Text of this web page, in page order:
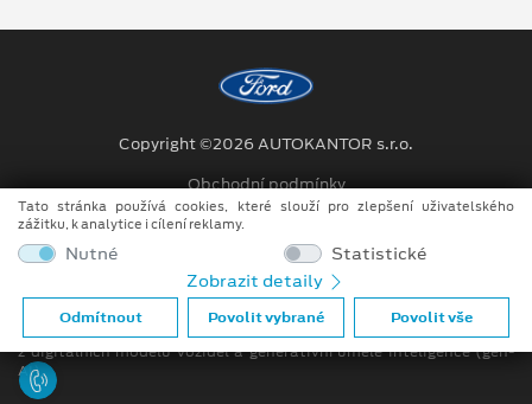
Copyright ©2026 AUTOKANTOR s.r.o.
Obchodní podmínky
Ochrana osobních údajů
Prohlášení o zpracování údajů konečných zákazníků
Při tvorbě videí a obrázků na tomto webu je využíváno kombinace
tradičních fotografií či videí, počítačem generovaných snímků (CGI)
z digitálních modelů vozidel a generativní umělé inteligence (gen-
AI).
Tato stránka používá cookies, které slouží pro zlepšení uživatelského
zážitku, k analytice i cílení reklamy.
Nutné
Statistické
Zobrazit detaily
Odmítnout Povolit vybrané Povolit vše